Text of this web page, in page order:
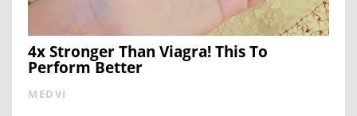
4x Stronger Than Viagra! This To
Perform Better
MEDVI